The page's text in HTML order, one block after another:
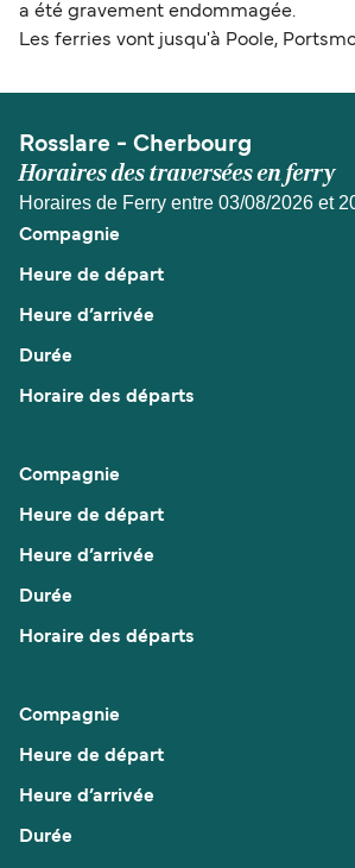
a été gravement endommagée.
Les ferries vont jusqu'à Poole,
Rosslare - Cherbourg
Horaires des traversées en ferry
Horaires de Ferry entre 03/08/2026 et